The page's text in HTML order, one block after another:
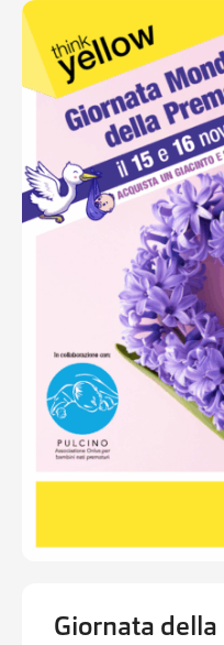
Ottieni
Giornata